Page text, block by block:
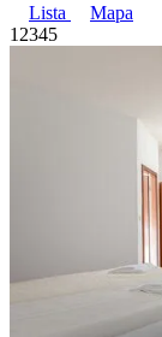
Lista
Mapa
1 2345